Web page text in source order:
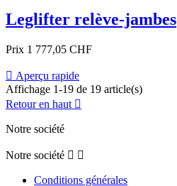
Leglifter relève-jambes
Prix 1 777,05 CHF
 Aperçu rapide
Affichage 1-19 de 19 article(s)
Retour en haut 
Notre société
Notre société  
Conditions générales